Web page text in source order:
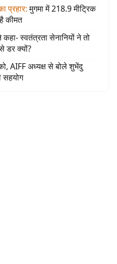
प्रहार: मुगमा में 218.9 मीट्रिक
कीमत
स्वतंत्रता सेनानियों ने तो
डर क्यों?
AIFF अध्यक्ष से बोले शुभेंदु
सहयोग